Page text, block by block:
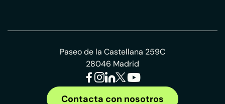
Paseo de la Castellana 259C
28046 Madrid
Contacta con nosotros